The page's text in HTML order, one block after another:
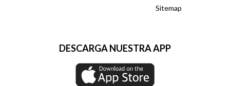
Sitemap
DESCARGA NUESTRA APP